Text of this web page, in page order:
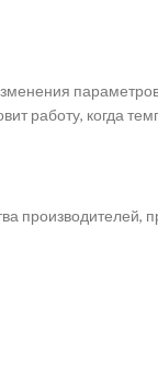
работу, когда
производителей,